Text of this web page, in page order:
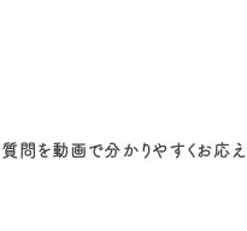
質問を動画で分かりやすくお応え